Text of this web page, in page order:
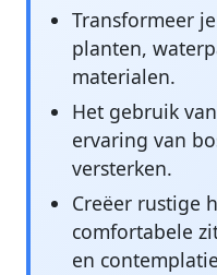
Transformeer
planten,
materialen.
Het gebruik
ervaring van
versterken.
Creëer rustige
comfortabele
en